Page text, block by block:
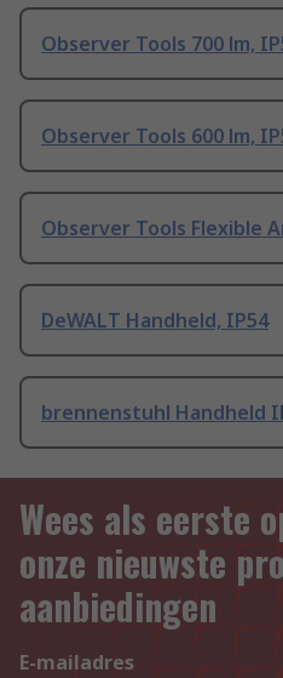
Observer Tools 700 lm,
Observer Tools 600 lm,
Observer Tools Flexible
DeWALT Handheld, IP54
brennenstuhl Handheld
Wees als eerste
onze nieuwste
aanbiedingen
E-mailadres